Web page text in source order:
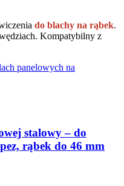
do blachy na rąbek.
Kompatybilny z
stalowy – do
rąbek do 46 mm